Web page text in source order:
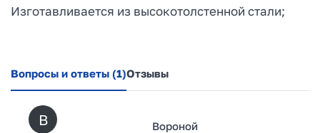
Изготавливается из высокотолстенной стали;
Вопросы и ответы (1)Отзывы
В Вороной